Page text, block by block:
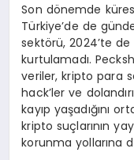
Son dönemde
Türkiye’de de
sektörü, 2024’te
kurtulamadı.
veriler, kripto para
hack’ler ve
kayıp yaşadığını
kripto suçlarının
korunma yollarına